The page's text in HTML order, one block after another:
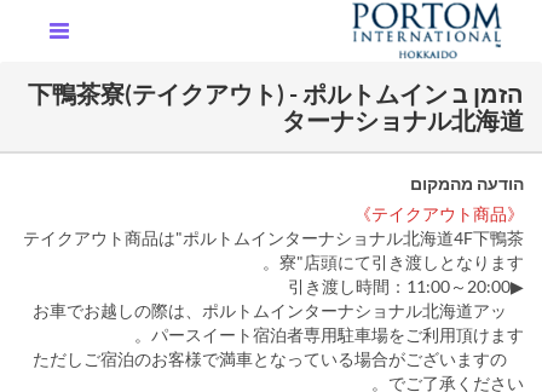
הזמן ב 下鴨茶寮(テイクアウト) - ポルトムイン
ターナショナル北海道
הודעה מהמקום
《テイクアウト商品》
テイクアウト商品は"ポルトムインターナショナル北海道4F下鴨茶
寮"店頭にて引き渡しとなります。
▶引き渡し時間：11:00～20:00
お車でお越しの際は、ポルトムインターナショナル北海道アッ
パースイート宿泊者専用駐車場をご利用頂けます。
ただしご宿泊のお客様で満車となっている場合がございますの
でご了承ください。